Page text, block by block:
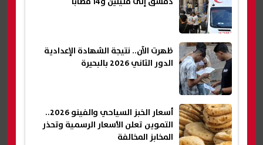
ظهرت الآن.. نتيجة الشهادة الإعدادية
الدور الثاني 2026 بالبحيرة
أسعار الخبز السياحي والفينو 2026..
التموين تعلن الأسعار الرسمية وتحذر
المخابز المخالفة